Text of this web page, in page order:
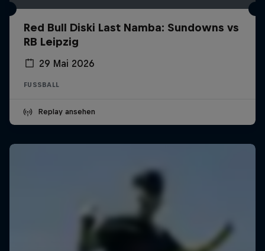
Red Bull Diski Last Namba: Sundowns vs
RB Leipzig
29 Mai 2026
FUSSBALL
Replay ansehen